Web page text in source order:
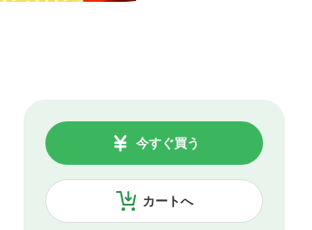
カートへ
今すぐ買う